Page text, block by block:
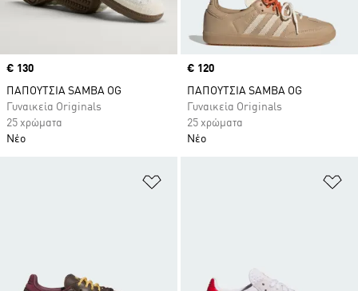
Price
€ 130
ΠΑΠΟΥΤΣΙΑ SAMBA OG
Γυναικεία Originals
25 χρώματα
Νέο
Price
€ 120
ΠΑΠΟΥΤΣΙΑ SAMBA OG
Γυναικεία Originals
25 χρώματα
Νέο
Προσθήκη στη Λίστα Επιθυμιών